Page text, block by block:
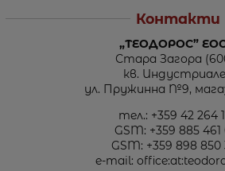
Контакти
„ТЕОДОРОС”
Стара Загора
кв.
ул. Пружинна №9,
тел.: +359 42 264
GSM: +359 885 461
GSM: +359 898 850
e-mail: